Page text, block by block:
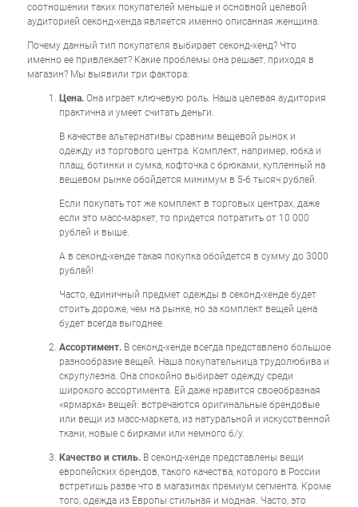
соотношении таких покупателей меньше и основной целевой
аудиторией секонд-хенда является именно описанная женщина.
Почему данный тип покупателя выбирает секонд-хенд? Что
именно ее привлекает? Какие проблемы она решает, приходя в
магазин? Мы выявили три фактора:
Цена. Она играет ключевую роль. Наша целевая аудитория
практична и умеет считать деньги.
В качестве альтернативы сравним вещевой рынок и
одежду из торгового центра. Комплект, например, юбка и
плащ, ботинки и сумка, кофточка с брюками, купленный на
вещевом рынке обойдется минимум в 5-6 тысяч рублей.
Если покупать тот же комплект в торговых центрах, даже
если это масс-маркет, то придется потратить от 10 000
рублей и выше.
А в секонд-хенде такая покупка обойдется в сумму до 3000
рублей!
Часто, единичный предмет одежды в секонд-хенде будет
стоить дороже, чем на рынке, но за комплект вещей цена
будет всегда выгоднее.
Ассортимент. В секонд-хенде всегда представлено большое
разнообразие вещей. Наша покупательница трудолюбива и
скрупулезна. Она спокойно выбирает одежду среди
широкого ассортимента. Ей даже нравится своеобразная
«ярмарка» вещей: встречаются оригинальные брендовые
или вещи из масс-маркета, из натуральной и искусственной
ткани, новые с бирками или немного б/у.
Качество и стиль. В секонд-хенде представлены вещи
европейских брендов, такого качества, которого в России
встретишь разве что в магазинах премиум сегмента. Кроме
того, одежда из Европы стильная и модная. Часто, это